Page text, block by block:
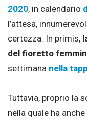
2020, in calendario
l’attesa,
certezza. In primis,
del fioretto
settimana nella
Tuttavia, proprio la
nella quale ha